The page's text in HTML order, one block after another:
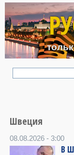
Швеция
08.08.2026 - 3:00
В